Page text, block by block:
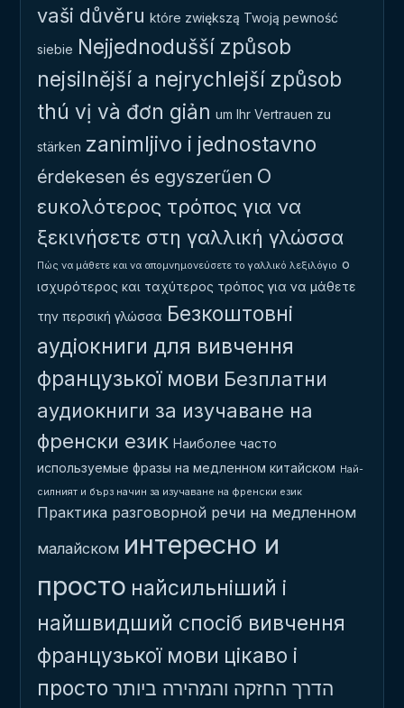
vaši důvěru które zwiększą Twoją pewność
siebie Nejjednodušší způsob
nejsilnější a nejrychlejší způsob
thú vị và đơn giản um Ihr Vertrauen zu
stärken zanimljivo i jednostavno
érdekesen és egyszerűen Ο
ευκολότερος τρόπος για να
ξεκινήσετε στη γαλλική γλώσσα
Πώς να μάθετε και να απομνημονεύσετε το γαλλικό λεξιλόγιο ο
ισχυρότερος και ταχύτερος τρόπος για να μάθετε
την περσική γλώσσα Безкоштовні
аудіокниги для вивчення
французької мови Безплатни
аудиокниги за изучаване на
френски език Наиболее часто
используемые фразы на медленном китайском Най-
силният и бърз начин за изучаване на френски език
Практика разговорной речи на медленном
малайском интересно и
просто найсильніший і
найшвидший спосіб вивчення
французької мови цікаво і
просто הדרך החזקה והמהירה ביותר